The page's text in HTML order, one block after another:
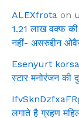
ALEXfrota on
1.21 लाख वक्फ की
नहीं- असरुद्दीन
Esenyurt
स्टार मनोरंजन
लगाते है ग्रहण